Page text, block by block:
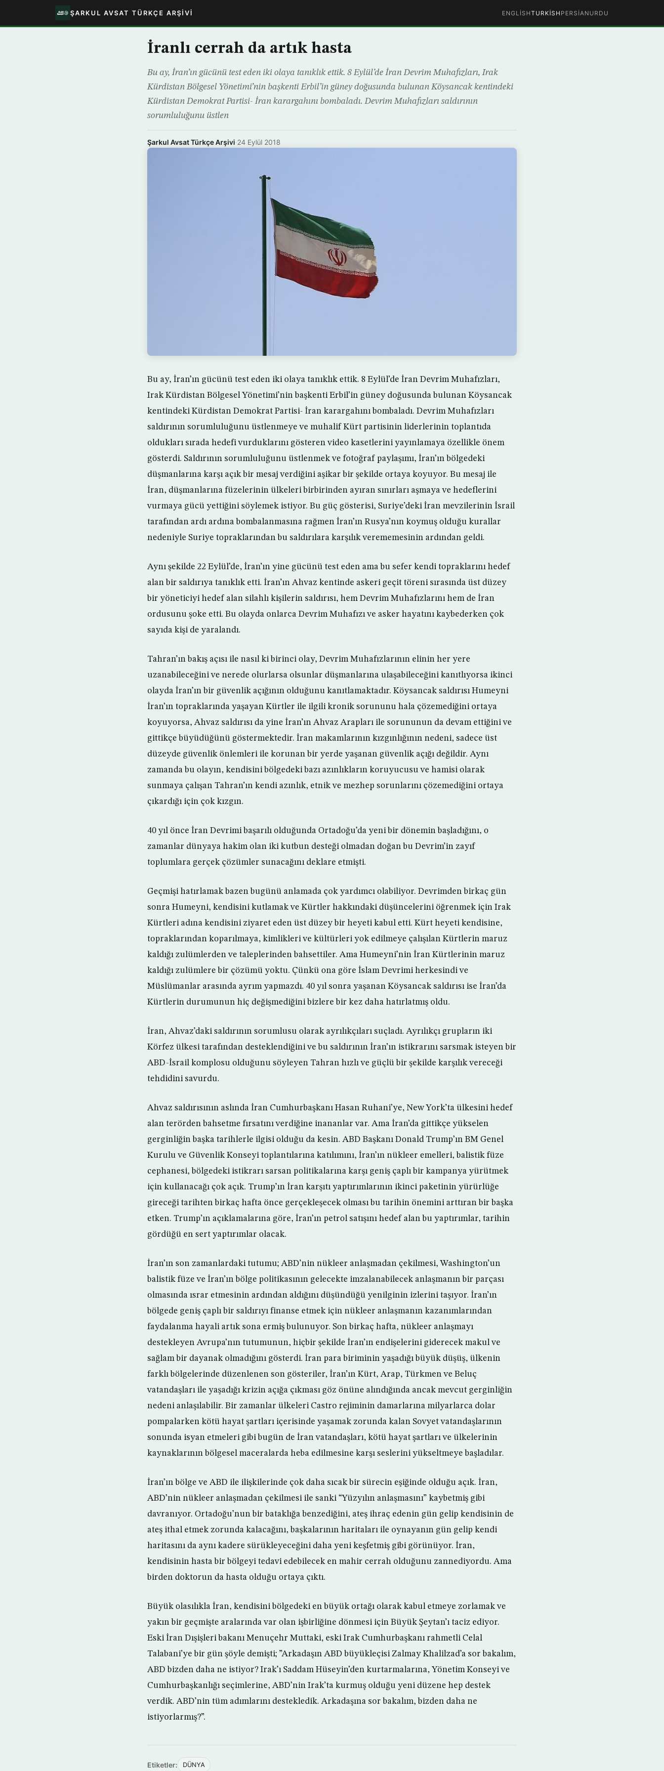
ŞARKUL AVSAT TÜRKÇE ARŞIVI ENGLISHTURKISH PERSIAN URDU
İranlı cerrah da artık hasta
Bu ay, İran’ın gücünü test eden iki olaya tanıklık ettik. 8 Eylül’de İran Devrim Muhafızları, Irak
Kürdistan Bölgesel Yönetimi’nin başkenti Erbil’in güney doğusunda bulunan Köysancak kentindeki
Kürdistan Demokrat Partisi- İran karargahını bombaladı. Devrim Muhafızları saldırının
sorumluluğunu üstlen
Şarkul Avsat Türkçe Arşivi·24 Eylül 2018
Bu ay, İran’ın gücünü test eden iki olaya tanıklık ettik. 8 Eylül’de İran Devrim Muhafızları,
Irak Kürdistan Bölgesel Yönetimi’nin başkenti Erbil’in güney doğusunda bulunan Köysancak
kentindeki Kürdistan Demokrat Partisi- İran karargahını bombaladı. Devrim Muhafızları
saldırının sorumluluğunu üstlenmeye ve muhalif Kürt partisinin liderlerinin toplantıda
oldukları sırada hedefi vurduklarını gösteren video kasetlerini yayınlamaya özellikle önem
gösterdi. Saldırının sorumluluğunu üstlenmek ve fotoğraf paylaşımı, İran’ın bölgedeki
düşmanlarına karşı açık bir mesaj verdiğini aşikar bir şekilde ortaya koyuyor. Bu mesaj ile
İran, düşmanlarına füzelerinin ülkeleri birbirinden ayıran sınırları aşmaya ve hedeflerini
vurmaya gücü yettiğini söylemek istiyor. Bu güç gösterisi, Suriye’deki İran mevzilerinin İsrail
tarafından ardı ardına bombalanmasına rağmen İran’ın Rusya’nın koymuş olduğu kurallar
nedeniyle Suriye topraklarından bu saldırılara karşılık verememesinin ardından geldi.
Aynı şekilde 22 Eylül’de, İran’ın yine gücünü test eden ama bu sefer kendi topraklarını hedef
alan bir saldırıya tanıklık etti. İran’ın Ahvaz kentinde askeri geçit töreni sırasında üst düzey
bir yöneticiyi hedef alan silahlı kişilerin saldırısı, hem Devrim Muhafızlarını hem de İran
ordusunu şoke etti. Bu olayda onlarca Devrim Muhafızı ve asker hayatını kaybederken çok
sayıda kişi de yaralandı.
Tahran’ın bakış açısı ile nasıl ki birinci olay, Devrim Muhafızlarının elinin her yere
uzanabileceğini ve nerede olurlarsa olsunlar düşmanlarına ulaşabileceğini kanıtlıyorsa ikinci
olayda İran’ın bir güvenlik açığının olduğunu kanıtlamaktadır. Köysancak saldırısı Humeyni
İran’ın topraklarında yaşayan Kürtler ile ilgili kronik sorununu hala çözemediğini ortaya
koyuyorsa, Ahvaz saldırısı da yine İran’ın Ahvaz Arapları ile sorununun da devam ettiğini ve
gittikçe büyüdüğünü göstermektedir. İran makamlarının kızgınlığının nedeni, sadece üst
düzeyde güvenlik önlemleri ile korunan bir yerde yaşanan güvenlik açığı değildir. Aynı
zamanda bu olayın, kendisini bölgedeki bazı azınlıkların koruyucusu ve hamisi olarak
sunmaya çalışan Tahran’ın kendi azınlık, etnik ve mezhep sorunlarını çözemediğini ortaya
çıkardığı için çok kızgın.
40 yıl önce İran Devrimi başarılı olduğunda Ortadoğu’da yeni bir dönemin başladığını, o
zamanlar dünyaya hakim olan iki kutbun desteği olmadan doğan bu Devrim’in zayıf
toplumlara gerçek çözümler sunacağını deklare etmişti.
Geçmişi hatırlamak bazen bugünü anlamada çok yardımcı olabiliyor. Devrimden birkaç gün
sonra Humeyni, kendisini kutlamak ve Kürtler hakkındaki düşüncelerini öğrenmek için Irak
Kürtleri adına kendisini ziyaret eden üst düzey bir heyeti kabul etti. Kürt heyeti kendisine,
topraklarından koparılmaya, kimlikleri ve kültürleri yok edilmeye çalışılan Kürtlerin maruz
kaldığı zulümlerden ve taleplerinden bahsettiler. Ama Humeyni’nin İran Kürtlerinin maruz
kaldığı zulümlere bir çözümü yoktu. Çünkü ona göre İslam Devrimi herkesindi ve
Müslümanlar arasında ayrım yapmazdı. 40 yıl sonra yaşanan Köysancak saldırısı ise İran’da
Kürtlerin durumunun hiç değişmediğini bizlere bir kez daha hatırlatmış oldu.
İran, Ahvaz’daki saldırının sorumlusu olarak ayrılıkçıları suçladı. Ayrılıkçı grupların iki
Körfez ülkesi tarafından desteklendiğini ve bu saldırının İran’ın istikrarını sarsmak isteyen bir
ABD-İsrail komplosu olduğunu söyleyen Tahran hızlı ve güçlü bir şekilde karşılık vereceği
tehdidini savurdu.
Ahvaz saldırısının aslında İran Cumhurbaşkanı Hasan Ruhani’ye, New York’ta ülkesini hedef
alan terörden bahsetme fırsatını verdiğine inananlar var. Ama İran’da gittikçe yükselen
gerginliğin başka tarihlerle ilgisi olduğu da kesin. ABD Başkanı Donald Trump’ın BM Genel
Kurulu ve Güvenlik Konseyi toplantılarına katılımını, İran’ın nükleer emelleri, balistik füze
cephanesi, bölgedeki istikrarı sarsan politikalarına karşı geniş çaplı bir kampanya yürütmek
için kullanacağı çok açık. Trump’ın İran karşıtı yaptırımlarının ikinci paketinin yürürlüğe
gireceği tarihten birkaç hafta önce gerçekleşecek olması bu tarihin önemini arttıran bir başka
etken. Trump’ın açıklamalarına göre, İran’ın petrol satışını hedef alan bu yaptırımlar, tarihin
gördüğü en sert yaptırımlar olacak.
İran’ın son zamanlardaki tutumu; ABD’nin nükleer anlaşmadan çekilmesi, Washington’un
balistik füze ve İran’ın bölge politikasının gelecekte imzalanabilecek anlaşmanın bir parçası
olmasında ısrar etmesinin ardından aldığını düşündüğü yenilginin izlerini taşıyor. İran’ın
bölgede geniş çaplı bir saldırıyı finanse etmek için nükleer anlaşmanın kazanımlarından
faydalanma hayali artık sona ermiş bulunuyor. Son birkaç hafta, nükleer anlaşmayı
destekleyen Avrupa’nın tutumunun, hiçbir şekilde İran’ın endişelerini giderecek makul ve
sağlam bir dayanak olmadığını gösterdi. İran para biriminin yaşadığı büyük düşüş, ülkenin
farklı bölgelerinde düzenlenen son gösteriler, İran’ın Kürt, Arap, Türkmen ve Beluç
vatandaşları ile yaşadığı krizin açığa çıkması göz önüne alındığında ancak mevcut gerginliğin
nedeni anlaşılabilir. Bir zamanlar ülkeleri Castro rejiminin damarlarına milyarlarca dolar
pompalarken kötü hayat şartları içerisinde yaşamak zorunda kalan Sovyet vatandaşlarının
sonunda isyan etmeleri gibi bugün de İran vatandaşları, kötü hayat şartları ve ülkelerinin
kaynaklarının bölgesel maceralarda heba edilmesine karşı seslerini yükseltmeye başladılar.
İran’ın bölge ve ABD ile ilişkilerinde çok daha sıcak bir sürecin eşiğinde olduğu açık. İran,
ABD’nin nükleer anlaşmadan çekilmesi ile sanki “Yüzyılın anlaşmasını” kaybetmiş gibi
davranıyor. Ortadoğu’nun bir bataklığa benzediğini, ateş ihraç edenin gün gelip kendisinin de
ateş ithal etmek zorunda kalacağını, başkalarının haritaları ile oynayanın gün gelip kendi
haritasını da aynı kadere sürükleyeceğini daha yeni keşfetmiş gibi görünüyor. İran,
kendisinin hasta bir bölgeyi tedavi edebilecek en mahir cerrah olduğunu zannediyordu. Ama
birden doktorun da hasta olduğu ortaya çıktı.
Büyük olasılıkla İran, kendisini bölgedeki en büyük ortağı olarak kabul etmeye zorlamak ve
yakın bir geçmişte aralarında var olan işbirliğine dönmesi için Büyük Şeytan’ı taciz ediyor.
Eski İran Dışişleri bakanı Menuçehr Muttaki, eski Irak Cumhurbaşkanı rahmetli Celal
Talabani’ye bir gün şöyle demişti; ”Arkadaşın ABD büyükleçisi Zalmay Khalilzad’a sor bakalım,
ABD bizden daha ne istiyor? Irak’ı Saddam Hüseyin’den kurtarmalarına, Yönetim Konseyi ve
Cumhurbaşkanlığı seçimlerine, ABD’nin Irak’ta kurmuş olduğu yeni düzene hep destek
verdik. ABD’nin tüm adımlarını destekledik. Arkadaşına sor bakalım, bizden daha ne
istiyorlarmış?”.
Etiketler: DÜNYA